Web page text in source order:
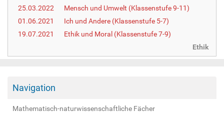
25.03.2022
Mensch und Umwelt (Klassenstufe 9-11)
01.06.2021
Ich und Andere (Klassenstufe 5-7)
19.07.2021
Ethik und Moral (Klassenstufe 7-9)
Ethik
Navigation
Mathematisch-naturwissenschaftliche Fächer